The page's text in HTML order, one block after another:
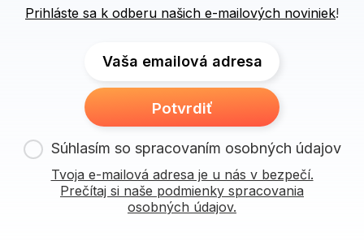
Prihláste sa k odberu našich e-mailových noviniek!
Vaša emailová adresa
Potvrdiť
Súhlasím so spracovaním osobných údajov
Tvoja e-mailová adresa je u nás v bezpečí.
Prečítaj si naše podmienky spracovania
osobných údajov.